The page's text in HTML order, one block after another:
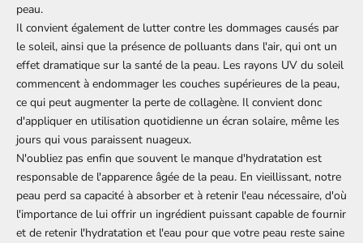
peau.
Il convient également de lutter contre les dommages causés par
le soleil, ainsi que la présence de polluants dans l'air, qui ont un
effet dramatique sur la santé de la peau. Les rayons UV du soleil
commencent à endommager les couches supérieures de la peau,
ce qui peut augmenter la perte de collagène. Il convient donc
d'appliquer en utilisation quotidienne un écran solaire, même les
jours qui vous paraissent nuageux.
N'oubliez pas enfin que souvent le manque d'hydratation est
responsable de l'apparence âgée de la peau. En vieillissant, notre
peau perd sa capacité à absorber et à retenir l'eau nécessaire, d'où
l'importance de lui offrir un ingrédient puissant capable de fournir
et de retenir l'hydratation et l'eau pour que votre peau reste saine